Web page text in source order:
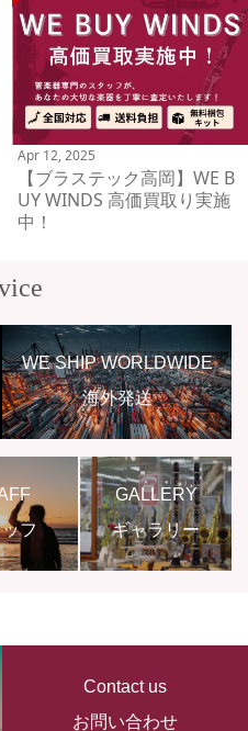
Apr 12, 2025
【ブラステック高岡】WE B
UY WINDS 高価買取り実施
中！
WE SHIP WORLDWIDE
海外発送
フ
GALLERY
ギャラリー
Contact us
お問い合わせ